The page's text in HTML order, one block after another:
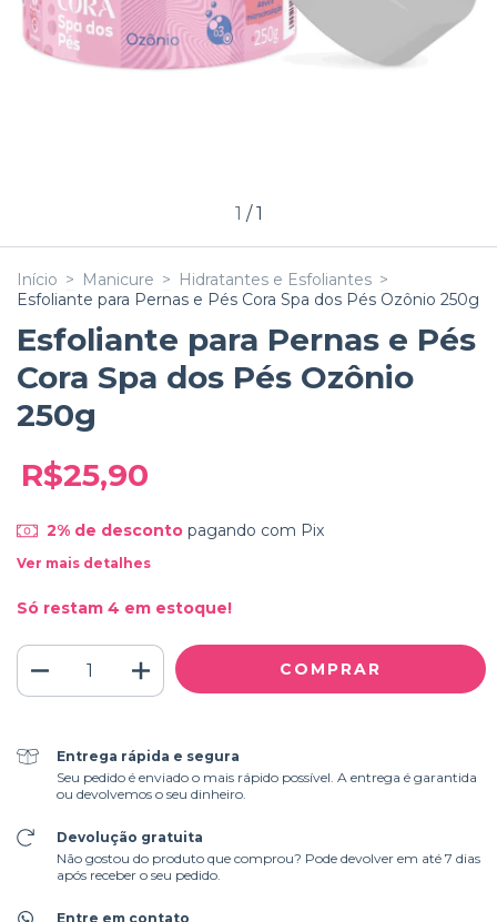
1 /1
Início > Manicure > Hidratantes e Esfoliantes >
Esfoliante para Pernas e Pés Cora Spa dos Pés Ozônio 250g
Esfoliante para Pernas e Pés
Cora Spa dos Pés Ozônio
250g
R$25,90
2% de descontopagando com Pix
Ver mais detalhes
Só restam 4 em estoque!
Entrega rápida e segura
Seu pedido é enviado o mais rápido possível. A entrega é garantida
ou devolvemos o seu dinheiro.
Devolução gratuita
Não gostou do produto que comprou? Pode devolver em até 7 dias
após receber o seu pedido.
Entre em contato